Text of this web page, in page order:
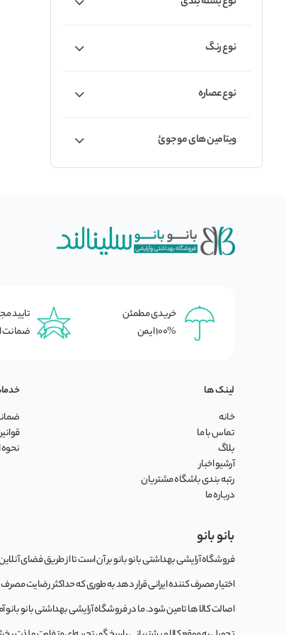
نوع رنگ
نوع عصاره
ویتامین های موجوئ
خریدی مطمئن
100% ایمن
تایید
ضمانت
لینک ها
خانه
تماس با ما
بلاگ
آرشیو اخبار
رتبه بندی باشگاه مشتریان
درباره ما
بانو بانو
فروشگاه آرایشی بهداشتی بانو بانو بر آن است تا از طریق فضای
اختیار مصرف کننده ایرانی قرار دهد به طوری که حداکثر رضایت
اصالت کالا ها تامین شود. ما در فروشگاه آرایشی بهداشتی بانو